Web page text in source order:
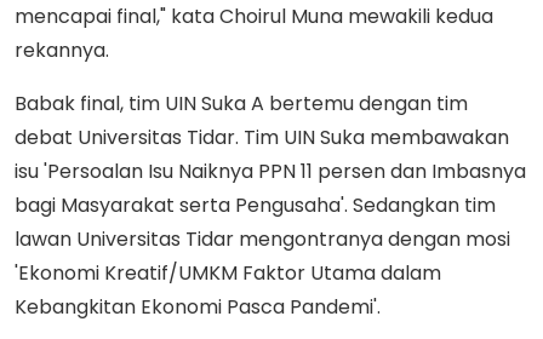
mencapai final," kata Choirul Muna mewakili kedua
rekannya.
Babak final, tim UIN Suka A bertemu dengan tim
debat Universitas Tidar. Tim UIN Suka membawakan
isu 'Persoalan Isu Naiknya PPN 11 persen dan Imbasnya
bagi Masyarakat serta Pengusaha'. Sedangkan tim
lawan Universitas Tidar mengontranya dengan mosi
'Ekonomi Kreatif/UMKM Faktor Utama dalam
Kebangkitan Ekonomi Pasca Pandemi'.